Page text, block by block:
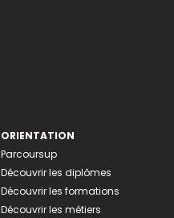
ORIENTATION
Parcoursup
Découvrir les diplômes
Découvrir les formations
Découvrir les métiers